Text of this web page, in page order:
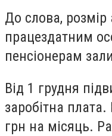
До слова,
працездатним
пенсіонерам
Від 1 грудня
заробітна
грн на місяць.